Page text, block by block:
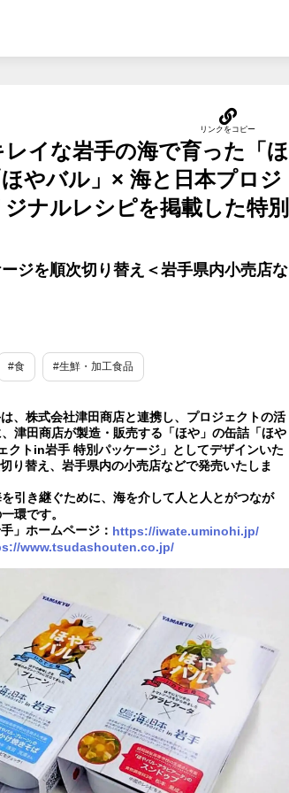
レイな岩手の海で育った「ほ
やバル」× 海と日本プロジ
ナルレシピを掲載した特別
ジを順次切り替え＜岩手県内小売店な
#食 #生鮮・加工食品
、株式会社津田商店と連携し、プロジェクトの活
津田商店が製造・販売する「ほや」の缶詰「ほや
クトin岩手 特別パッケージ」としてデザインいた
り替え、岩手県内の小売店などで発売いたしま
引き継ぐために、海を介して人と人とがつなが
環です。
」ホームページ： https://iwate.uminohi.jp/
www.tsudashouten.co.jp/